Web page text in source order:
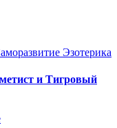
Эзотерика
и Тигровый